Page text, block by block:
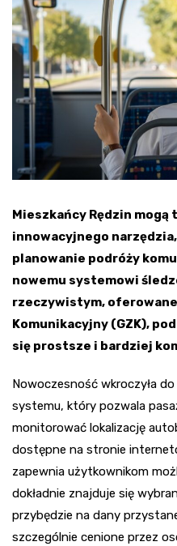
Mieszkańcy Rędzin
innowacyjnego
planowanie podróży
nowemu systemowi
rzeczywistym,
Komunikacyjny (GZK),
się prostsze i bardziej
Nowoczesność wkroczyła
systemu, który pozwala
monitorować lokalizację
dostępne na stronie
zapewnia użytkownikom
dokładnie znajduje się
przybędzie na dany
szczególnie cenione przez